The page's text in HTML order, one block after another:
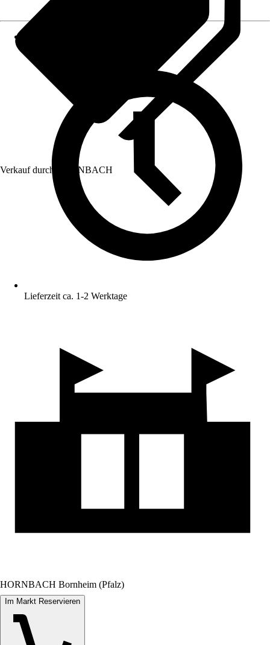
Verkauf durch: HORNBACH
Lieferzeit ca. 1-2 Werktage
HORNBACH Bornheim (Pfalz)
Im Markt Reservieren